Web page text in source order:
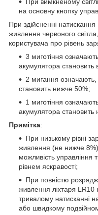
на основну кнопку
При здійсненні натискання
живлення червоного
користувача про рівень
3 миготіння
акумулятора
2 мигання
становить нижче 50%;
1 миготіння
акумулятора становить
Примітка:
При низькому рівні
живлення (не нижче
можливість управління
рівнем яскравості;
При повністю
живлення ліхтаря
тривалому натисканні
або швидкому